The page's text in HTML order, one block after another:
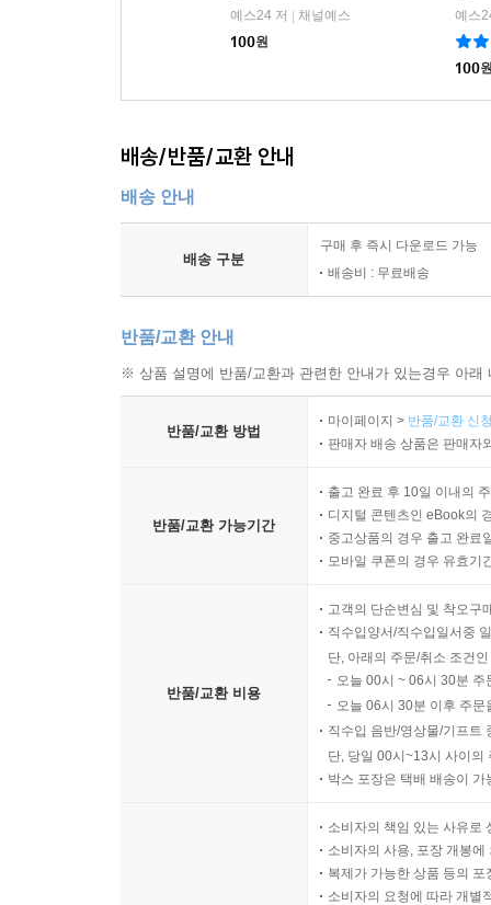
예스24 저 | 채널예스
100원
예스
100
배송/반품/교환 안내
배송 안내
배송 구분
구매 후 즉시 다운로드 가능
배송비 : 무료배송
반품/교환 안내
※ 상품 설명에 반품/교환과 관련한 안내가 있는경우 아
반품/교환 방법
마이페이지 > 반품/교환 신
판매자 배송 상품은 판매자
반품/교환 가능기간
출고 완료 후 10일 이내의
디지털 콘텐츠인 eBook의
중고상품의 경우 출고 완료
모바일 쿠폰의 경우 유효기
반품/교환 비용
고객의 단순변심 및 착오구
직수입양서/직수입일서중
단, 아래의 주문/취소 조건
오늘 00시 ~ 06시 30분
오늘 06시 30분 이후 주
직수입 음반/영상물/기프트
단, 당일 00시~13시 사이의
박스 포장은 택배 배송이
소비자의 책임 있는 사유로
소비자의 사용, 포장 개봉
복제가 가능한 상품 등의
소비자의 요청에 따라 개별